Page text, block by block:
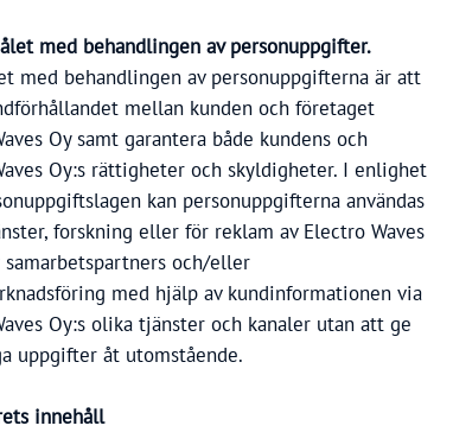
med behandlingen av personuppgifter.
med behandlingen av personuppgifterna är att
mellan kunden och företaget
Oy samt garantera både kundens och
Oy:s rättigheter och skyldigheter. I enlighet
kan personuppgifterna användas
forskning eller för reklam av Electro Waves
och/eller
med hjälp av kundinformationen via
Oy:s olika tjänster och kanaler utan att ge
uppgifter åt utomstående.
innehåll